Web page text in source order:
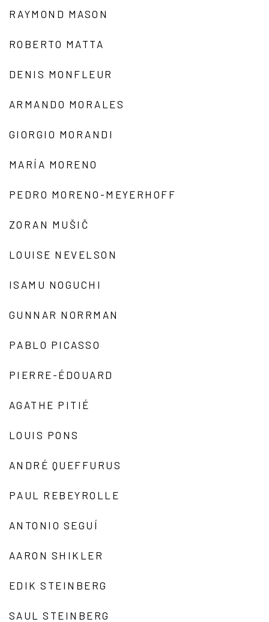
RAYMOND MASON
ROBERTO MATTA
DENIS MONFLEUR
ARMANDO MORALES
GIORGIO MORANDI
MARÍA MORENO
PEDRO MORENO-MEYERHOFF
ZORAN MUŠIČ
LOUISE NEVELSON
ISAMU NOGUCHI
GUNNAR NORRMAN
PABLO PICASSO
PIERRE-ÉDOUARD
AGATHE PITIÉ
LOUIS PONS
ANDRÉ QUEFFURUS
PAUL REBEYROLLE
ANTONIO SEGUÍ
AARON SHIKLER
EDIK STEINBERG
SAUL STEINBERG